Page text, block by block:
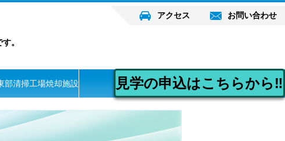
。
アクセス お問い合わせ
部清掃工場焼却施設 見学の申込はこちらから‼